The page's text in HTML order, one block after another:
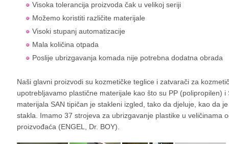
Visoka tolerancija proizvoda čak u velikoj seriji
Možemo koristiti različite materijale
Visoki stupanj automatizacije
Mala količina otpada
Poslije ubrizgavanja komada nije potrebna dodatna obrada
Naši glavni proizvodi su kozmetičke teglice i zatvarači za
upotrebljavamo plastične materijale kao što su PP (polipropilen)
materijala SAN tipičan je stakleni izgled, tako da djeluje, kao da
stakla. Imamo 37 strojeva za ubrizgavanje plastike u veličinama
proizvođaća (ENGEL, Dr. BOY).